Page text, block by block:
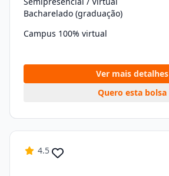
Bacharelado (graduação)
Campus 100% virtual
Ver mais detalhes
Quero esta bolsa
4.5